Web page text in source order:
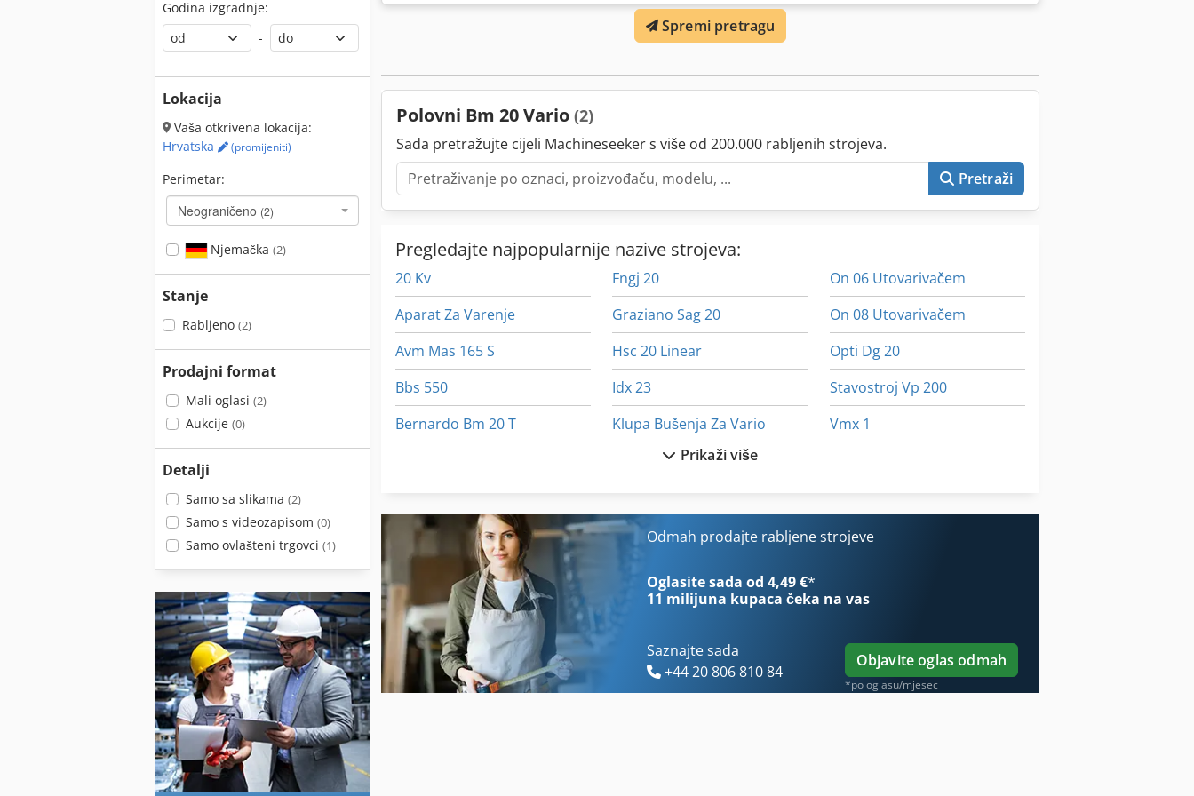
Godina izgradnje:
-
Lokacija
Vaša otkrivena lokacija:
Hrvatska
(promijeniti)
Perimetar:
Neograničeno (2)
Njemačka (2)
Stanje
Rabljeno (2)
Prodajni format
Mali oglasi (2)
Aukcije (0)
Detalji
Samo sa slikama (2)
Samo s videozapisom (0)
Samo ovlašteni trgovci (1)
Spremi pretragu
Polovni Bm 20 Vario (2)
Sada pretražujte cijeli Machineseeker s više od 200.000 rabljenih strojeva.
Pretraži
Pregledajte najpopularnije nazive strojeva:
20 Kv
Aparat Za Varenje
Avm Mas 165 S
Bbs 550
Bernardo Bm 20 T
Dmu 200
Elmag Kbm 16 T Vario
Fngj 20
Graziano Sag 20
Hsc 20 Linear
Idx 23
Klupa Bušenja Za Vario
Mvh 5 1 4 B
Okvir Za Prikaz
On 06 Utovarivačem
On 08 Utovarivačem
Opti Dg 20
Stavostroj Vp 200
Vmx 1
Prikaži više
Odmah prodajte rabljene strojeve
Oglasite sada od 4,49 €*
11 milijuna kupaca čeka na vas
Saznajte sada
+44 20 806 810 84
Objavite oglas odmah
*po oglasu/mjesec